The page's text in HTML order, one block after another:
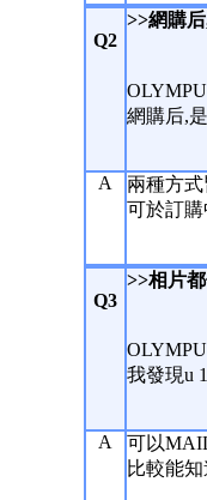
Q2
>>網購
網購后,
A
兩種方
可於訂
Q3
>>相片
我發現u
A
可以
比較能知